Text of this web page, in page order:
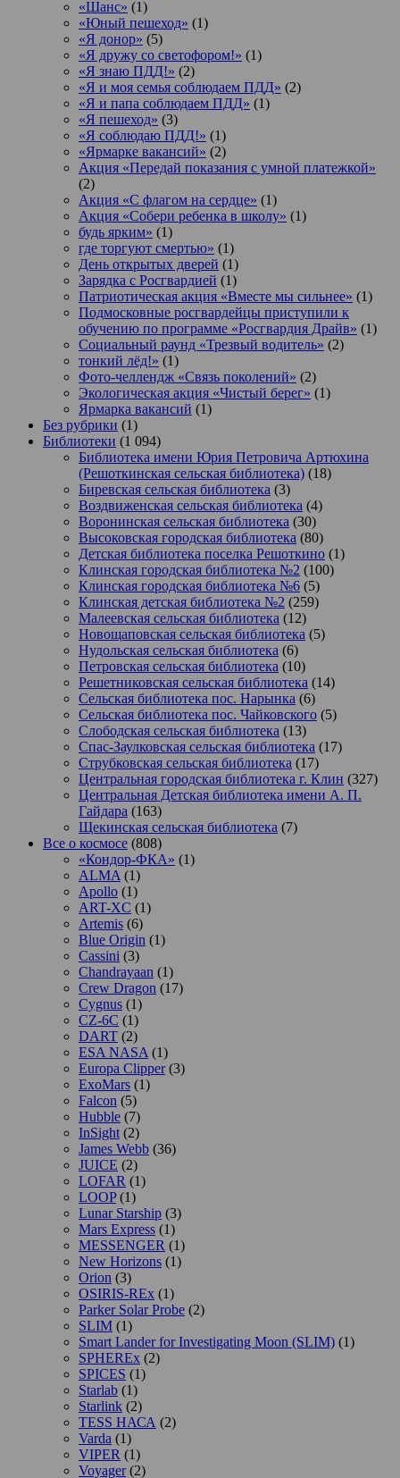
«Шанс» (1)
«Юный пешеход» (1)
«Я донор» (5)
«Я дружу со светофором!» (1)
«Я знаю ПДД!» (2)
«Я и моя семья соблюдаем ПДД» (2)
«Я и папа соблюдаем ПДД» (1)
«Я пешеход» (3)
«Я соблюдаю ПДД!» (1)
«Ярмарке вакансий» (2)
Акция «Передай показания с умной платежкой»
(2)
Акция «С флагом на сердце» (1)
Акция «Собери ребенка в школу» (1)
будь ярким» (1)
где торгуют смертью» (1)
День открытых дверей (1)
Зарядка с Росгвардией (1)
Патриотическая акция «Вместе мы сильнее» (1)
Подмосковные росгвардейцы приступили к
обучению по программе «Росгвардия Драйв» (1)
Социальный раунд «Трезвый водитель» (2)
тонкий лёд!» (1)
Фото-челлендж «Связь поколений» (2)
Экологическая акция «Чистый берег» (1)
Ярмарка вакансий (1)
Без рубрики (1)
Библиотеки (1 094)
Библиотека имени Юрия Петровича Артюхина
(Решоткинская сельская библиотека) (18)
Биревская сельская библиотека (3)
Воздвиженская сельская библиотека (4)
Воронинская сельская библиотека (30)
Высоковская городская библиотека (80)
Детская библиотека поселка Решоткино (1)
Клинская городская библиотека №2 (100)
Клинская городская библиотека №6 (5)
Клинская детская библиотека №2 (259)
Малеевская сельская библиотека (12)
Новощаповская сельская библиотека (5)
Нудольская сельская библиотека (6)
Петровская сельская библиотека (10)
Решетниковская сельская библиотека (14)
Сельская библиотека пос. Нарынка (6)
Сельская библиотека пос. Чайковского (5)
Слободская сельская библиотека (13)
Спас-Заулковская сельская библиотека (17)
Струбковская сельская библиотека (17)
Центральная городская библиотека г. Клин (327)
Центральная Детская библиотека имени А. П.
Гайдара (163)
Щекинская сельская библиотека (7)
Все о космосе (808)
«Кондор-ФКА» (1)
ALMA (1)
Apollo (1)
ART-XC (1)
Artemis (6)
Blue Origin (1)
Cassini (3)
Chandrayaan (1)
Crew Dragon (17)
Cygnus (1)
CZ-6C (1)
DART (2)
ESA NASA (1)
Europa Clipper(3)
ExoMars (1)
Falcon (5)
Hubble (7)
InSight (2)
James Webb (36)
JUICE (2)
LOFAR (1)
LOOP(1)
Lunar Starship (3)
Mars Express (1)
MESSENGER (1)
New Horizons (1)
Orion (3)
OSIRIS-REx (1)
Parker Solar Probe (2)
SLIM (1)
Smart Lander for Investigating Moon (SLIM) (1)
SPHEREx (2)
SPICES (1)
Starlab (1)
Starlink (2)
TESS НАСА (2)
Varda (1)
VIPER (1)
Voyager(2)